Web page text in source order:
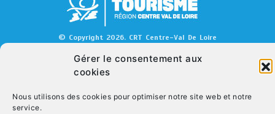
Gérer le consentement aux
cookies
Nous utilisons des cookies pour optimiser notre site web et notre
service.
© Copyright 2026. CRT Centre-Val De Loire
Mentions légales Politique de cookies (UE)